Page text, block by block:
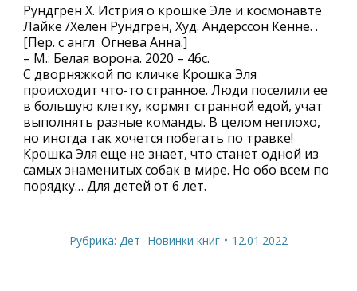
Рундгрен Х. Истрия о крошке Эле и космонавте
Лайке /Хелен Рундгрен, Худ. Андерссон Кенне. .
[Пер. с англ Огнева Анна.]
– М.: Белая ворона. 2020 – 46с.
С дворняжкой по кличке Крошка Эля
происходит что-то странное. Люди поселили ее
в большую клетку, кормят странной едой, учат
выполнять разные команды. В целом неплохо,
но иногда так хочется побегать по травке!
Крошка Эля еще не знает, что станет одной из
самых знаменитых собак в мире. Но обо всем по
порядку… Для детей от 6 лет.
Рубрика: Дет -Новинки книг 12.01.2022